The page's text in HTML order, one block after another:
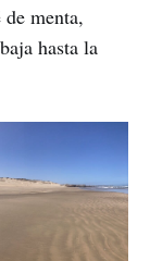
menta,
hasta la